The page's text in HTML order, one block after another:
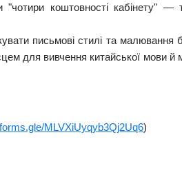
"чотири коштовності кабінету" —
письмові стилі та малювання
для вивчення китайської мови й
MLVXiUyqyb3Qj2Uq6)